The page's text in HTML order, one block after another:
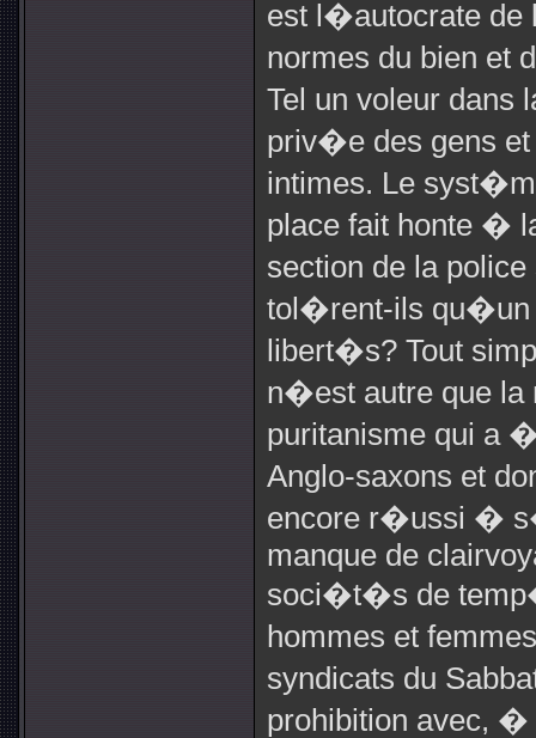
est l�autocrate de
normes du bien et
Tel un voleur dans
priv�e des gens et
intimes. Le
place fait honte �
section de la
tol�rent-ils qu�un
libert�s? Tout
n�est autre que la
puritanisme qui a
Anglo-saxons et
encore r�ussi �
manque de
soci�t�s de
hommes et
syndicats du
prohibition avec,